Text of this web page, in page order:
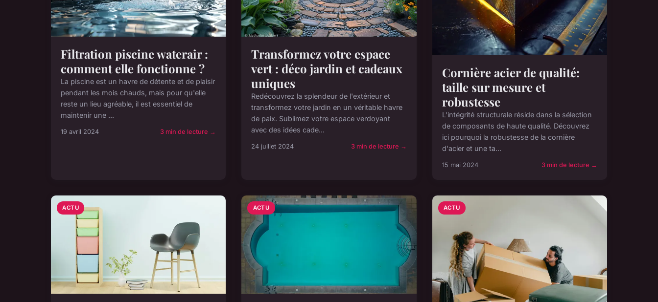
Filtration piscine waterair :
comment elle fonctionne ?
La piscine est un havre de détente et de plaisir
pendant les mois chauds, mais pour qu'elle
reste un lieu agréable, il est essentiel de
maintenir une ...
19 avril 2024 3 min de lecture →
Transformez votre espace
vert : déco jardin et cadeaux
uniques
Redécouvrez la splendeur de l'extérieur et
transformez votre jardin en un véritable havre
de paix. Sublimez votre espace verdoyant
avec des idées cade...
24 juillet 2024 3 min de lecture →
Cornière acier de qualité:
taille sur mesure et
robustesse
L'intégrité structurale réside dans la sélection
de composants de haute qualité. Découvrez
ici pourquoi la robustesse de la cornière
d'acier et une ta...
15 mai 2024 3 min de lecture →
ACTU ACTU ACTU